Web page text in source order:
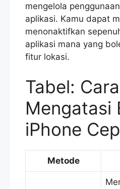
mengelola
aplikasi. Kamu dapat
menonaktifkan
aplikasi mana yang
fitur lokasi.
Tabel: Cara
Mengatasi
iPhone
Metode